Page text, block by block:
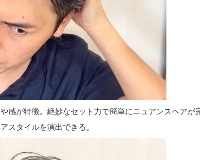
感が特徴。絶妙なセット力で簡単にニュアンスヘアが
スタイルを演出できる。